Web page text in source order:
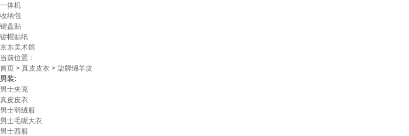
一体机
收纳包
键盘贴
键帽贴纸
京东美术馆
当前位置：
首页 > 真皮皮衣 > 柒牌绵羊皮
男装:
男士夹克
真皮皮衣
男士羽绒服
男士毛呢大衣
男士西服